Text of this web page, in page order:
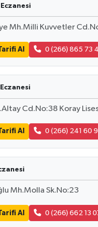
Mh.Milli Kuvvetler
Al 0 (266) 865 73
Cd.No:38 Koray
Al 0 (266) 241 60
Mh.Molla Sk.No:23
Al 0 (266) 662 13